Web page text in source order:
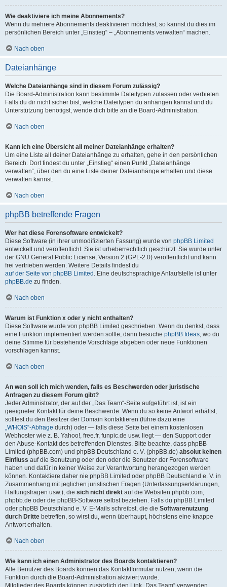
Wie deaktiviere ich meine Abonnements?
Wenn du mehrere Abonnements deaktivieren möchtest, so kannst du dies im
persönlichen Bereich unter „Einstieg“ – „Abonnements verwalten“ machen.
Nach oben
Dateianhänge
Welche Dateianhänge sind in diesem Forum zulässig?
Die Board-Administration kann bestimmte Dateitypen zulassen oder verbieten.
Falls du dir nicht sicher bist, welche Dateitypen du anhängen kannst und du
Unterstützung benötigst, wende dich bitte an die Board-Administration.
Nach oben
Kann ich eine Übersicht all meiner Dateianhänge erhalten?
Um eine Liste all deiner Dateianhänge zu erhalten, gehe in den persönlichen
Bereich. Dort findest du unter „Einstieg“ einen Punkt „Dateianhänge
verwalten“, über den du eine Liste deiner Dateianhänge erhalten und diese
verwalten kannst.
Nach oben
phpBB betreffende Fragen
Wer hat diese Forensoftware entwickelt?
Diese Software (in ihrer unmodifizierten Fassung) wurde von phpBB Limited
entwickelt und veröffentlicht. Sie ist urheberrechtlich geschützt. Sie wurde unter
der GNU General Public License, Version 2 (GPL-2.0) veröffentlicht und kann
frei vertrieben werden. Weitere Details findest du
auf der Seite von phpBB Limited . Eine deutschsprachige Anlaufstelle ist unter
phpBB.de zu finden.
Nach oben
Warum ist Funktion x oder y nicht enthalten?
Diese Software wurde von phpBB Limited geschrieben. Wenn du denkst, dass
eine Funktion implementiert werden sollte, dann besuche phpBB Ideas, wo du
deine Stimme für bestehende Vorschläge abgeben oder neue Funktionen
vorschlagen kannst.
Nach oben
An wen soll ich mich wenden, falls es Beschwerden oder juristische
Anfragen zu diesem Forum gibt?
Jeder Administrator, der auf der „Das Team“-Seite aufgeführt ist, ist ein
geeigneter Kontakt für deine Beschwerde. Wenn du so keine Antwort erhältst,
solltest du den Besitzer der Domain kontaktieren (führe dazu eine
„WHOIS“-Abfrage durch) oder — falls diese Seite bei einem kostenlosen
Webhoster wie z. B. Yahoo!, free.fr, funpic.de usw. liegt — den Support oder
den Abuse-Kontakt des betreffenden Dienstes. Bitte beachte, dass phpBB
Limited (phpBB.com) und phpBB Deutschland e. V. (phpBB.de) absolut keinen
Einfluss auf die Benutzung oder den oder die Benutzer der Forensoftware
haben und dafür in keiner Weise zur Verantwortung herangezogen werden
können. Kontaktiere daher nie phpBB Limited oder phpBB Deutschland e. V. in
Zusammenhang mit jeglichen juristischen Fragen (Unterlassungserklärungen,
Haftungsfragen usw.), die sich nicht direkt auf die Websiten phpbb.com,
phpbb.de oder die phpBB-Software selbst beziehen. Falls du phpBB Limited
oder phpBB Deutschland e. V. E-Mails schreibst, die die Softwarenutzung
durch Dritte betreffen, so wirst du, wenn überhaupt, höchstens eine knappe
Antwort erhalten.
Nach oben
Wie kann ich einen Administrator des Boards kontaktieren?
Alle Benutzer des Boards können das Kontaktformular nutzen, wenn die
Funktion durch die Board-Administration aktiviert wurde.
Mitglieder des Boards können zusätzlich den Link „Das Team“ verwenden.